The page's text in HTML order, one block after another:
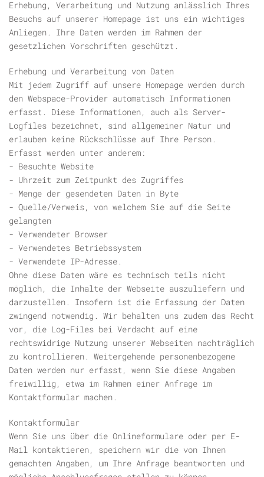
Erhebung, Verarbeitung und Nutzung anlässlich Ihres
Besuchs auf unserer Homepage ist uns ein wichtiges
Anliegen. Ihre Daten werden im Rahmen der
gesetzlichen Vorschriften geschützt.
Erhebung und Verarbeitung von Daten
Mit jedem Zugriff auf unsere Homepage werden durch
den Webspace-Provider automatisch Informationen
erfasst. Diese Informationen, auch als Server-
Logfiles bezeichnet, sind allgemeiner Natur und
erlauben keine Rückschlüsse auf Ihre Person.
Erfasst werden unter anderem:
- Besuchte Website
- Uhrzeit zum Zeitpunkt des Zugriffes
- Menge der gesendeten Daten in Byte
- Quelle/Verweis, von welchem Sie auf die Seite
gelangten
- Verwendeter Browser
- Verwendetes Betriebssystem
- Verwendete IP-Adresse.
Ohne diese Daten wäre es technisch teils nicht
möglich, die Inhalte der Webseite auszuliefern und
darzustellen. Insofern ist die Erfassung der Daten
zwingend notwendig. Wir behalten uns zudem das Recht
vor, die Log-Files bei Verdacht auf eine
rechtswidrige Nutzung unserer Webseiten nachträglich
zu kontrollieren. Weitergehende personenbezogene
Daten werden nur erfasst, wenn Sie diese Angaben
freiwillig, etwa im Rahmen einer Anfrage im
Kontaktformular machen.
Kontaktformular
Wenn Sie uns über die Onlineformulare oder per E-
Mail kontaktieren, speichern wir die von Ihnen
gemachten Angaben, um Ihre Anfrage beantworten und